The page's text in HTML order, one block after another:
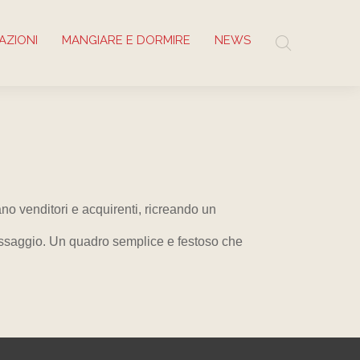
MANGIARE E DORMIRE NEWS
venditori e acquirenti, ricreando un
Un quadro semplice e festoso che